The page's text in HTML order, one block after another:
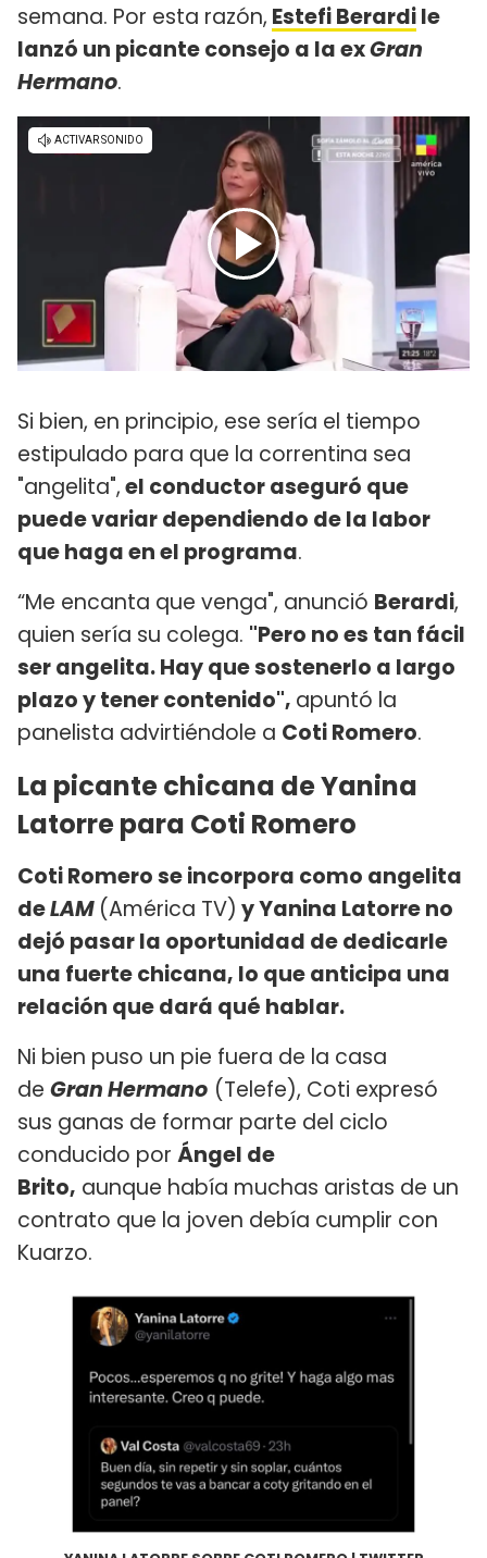
semana. Por esta razón, Estefi Berardile
lanzó un picante consejo a la exGran
Hermano.
Si bien, en principio, ese sería el tiempo
estipulado para que la correntina sea
"angelita",el conductor aseguró que
puede variar dependiendo de la labor
que haga en el programa.
“Me encanta que venga", anunció Berardi,
quien sería su colega. "Pero no es tan fácil
ser angelita. Hay que sostenerlo a largo
plazo y tener contenido", apuntó la
panelista advirtiéndole a Coti Romero.
La picante chicana de Yanina
Latorre para Coti Romero
Coti Romero se incorpora como angelita
deLAM (América TV) y Yanina Latorre no
dejó pasar la oportunidad de dedicarle
una fuerte chicana, lo que anticipa una
relación que dará qué hablar.
Ni bien puso un pie fuera de la casa
de Gran Hermano (Telefe), Coti expresó
sus ganas de formar parte del ciclo
conducido por Ángel de
Brito, aunque había muchas aristas de un
contrato que la joven debía cumplir con
Kuarzo.